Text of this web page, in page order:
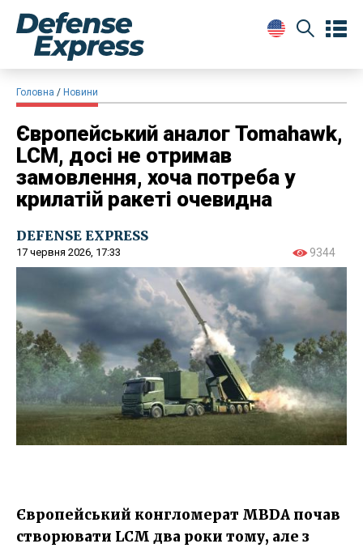
Головна Новини
Європейський аналог Tomahawk,
LCM, досі не отримав
замовлення, хоча потреба у
крилатій ракеті очевидна
DEFENSE EXPRESS
17 червня 2026, 17:33 9344
Європейський конгломерат MBDA почав
створювати LCM два роки тому, але з